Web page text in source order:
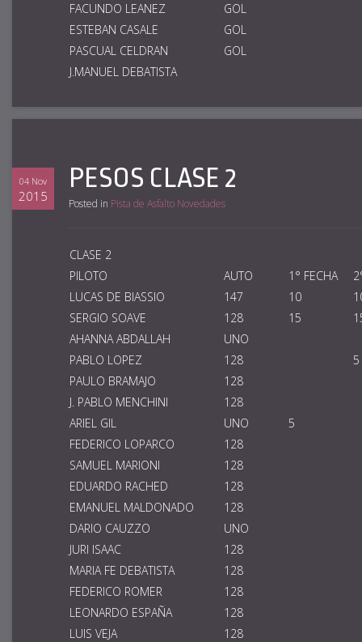
FACUNDO LEANEZ
GOL
ESTEBAN CASALE
GOL
PASCUAL CELDRAN
GOL
J.MANUEL DEBATISTA
04 Nov
2015
PESOS CLASE 2
Posted in Pista de Asfalto Novedades
CLASE 2
PILOTO
AUTO 1° FECHA
LUCAS DE BIASSIO
147 10
SERGIO SOAVE
128 15
AHANNA ABDALLAH
UNO
PABLO LOPEZ
128
5
PAULO BRAMAJO
128
J. PABLO MENCHINI
128
ARIEL GIL
UNO
5
FEDERICO LOPARCO
128
SAMUEL MARIONI
128
EDUARDO RACHED
128
EMANUEL MALDONADO
128
DARIO CAUZZO
UNO
JURI ISAAC
128
MARIA FE DEBATISTA
128
FEDERICO ROMER
128
LEONARDO ESPAÑA
128
LUIS VEJA
128